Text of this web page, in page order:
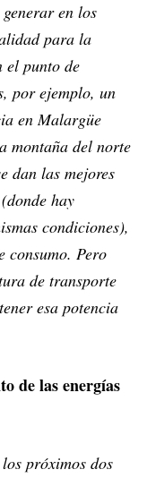
en los
para la
el punto de
por ejemplo, un
en Malargüe
montaña del norte
dan las mejores
hay
condiciones),
consumo. Pero
de transporte
esa potencia
de las energías
próximos dos